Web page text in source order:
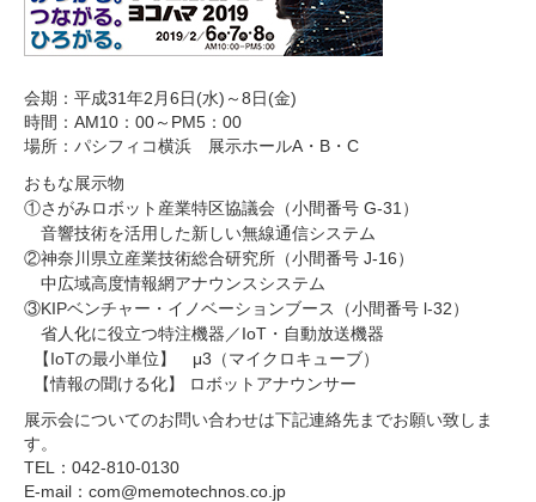
会期：平成31年2月6日(水)～8日(金)
時間：AM10：00～PM5：00
場所：パシフィコ横浜 展示ホールA・B・C
おもな展示物
①さがみロボット産業特区協議会（小間番号 G-31）
音響技術を活用した新しい無線通信システム
②神奈川県立産業技術総合研究所（小間番号 J-16）
中広域高度情報網アナウンスシステム
③KIPベンチャー・イノベーションブース（小間番号 l-32）
省人化に役立つ特注機器／IoT・自動放送機器
  【IoTの最小単位】　μ3（マイクロキューブ）
  【情報の聞ける化】 ロボットアナウンサー
展示会についてのお問い合わせは下記連絡先までお願い致しま
す。
TEL：042-810-0130
E-mail：com@memotechnos.co.jp